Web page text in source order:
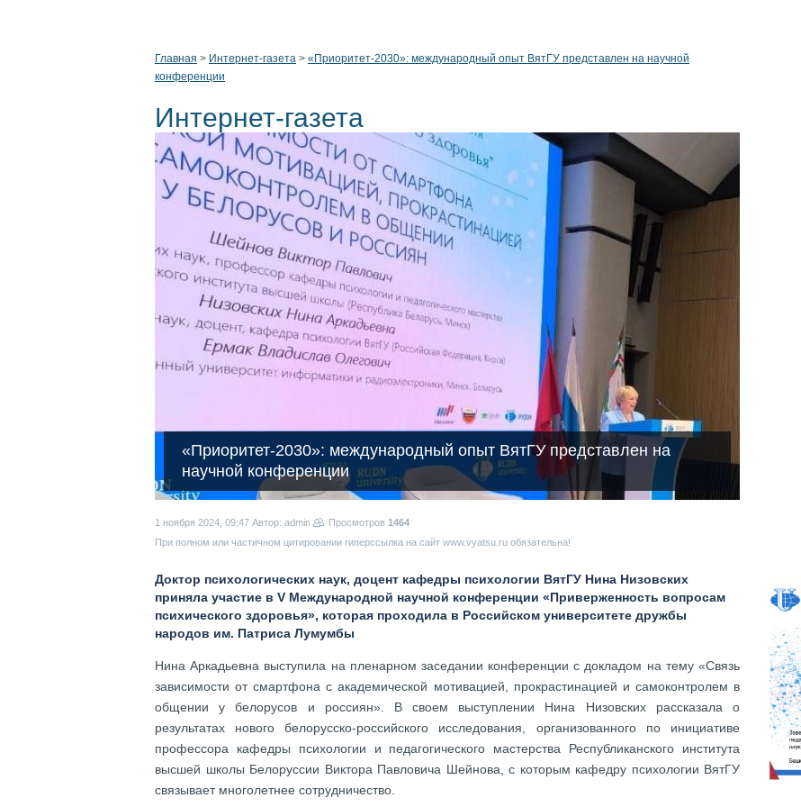
Главная > Интернет-газета > «Приоритет-2030»: международный опыт ВятГУ представлен на научной
конференции
Интернет-газета
«Приоритет-2030»: международный опыт ВятГУ представлен на
научной конференции
1 ноября 2024, 09:47 Автор: admin Просмотров 1464
При полном или частичном цитировании гиперссылка на сайт www.vyatsu.ru обязательна!
Доктор психологических наук, доцент кафедры психологии ВятГУ Нина Низовских
приняла участие в V Международной научной конференции «Приверженность вопросам
психического здоровья», которая проходила в Российском университете дружбы
народов им. Патриса Лумумбы
Нина Аркадьевна выступила на пленарном заседании конференции с докладом на тему «Связь
зависимости от смартфона с академической мотивацией, прокрастинацией и самоконтролем в
общении у белорусов и россиян». В своем выступлении Нина Низовских рассказала о
результатах нового белорусско-российского исследования, организованного по инициативе
профессора кафедры психологии и педагогического мастерства Республиканского института
высшей школы Белоруссии Виктора Павловича Шейнова, с которым кафедру психологии ВятГУ
связывает многолетнее сотрудничество.